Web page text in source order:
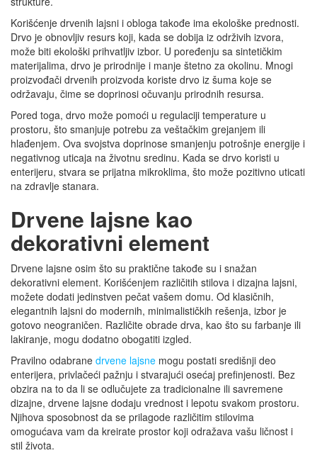
Korišćenje drvenih lajsni i obloga takođe ima ekološke prednosti.
Drvo je obnovljiv resurs koji, kada se dobija iz održivih izvora,
može biti ekološki prihvatljiv izbor. U poređenju sa sintetičkim
materijalima, drvo je prirodnije i manje štetno za okolinu. Mnogi
proizvođači drvenih proizvoda koriste drvo iz šuma koje se
održavaju, čime se doprinosi očuvanju prirodnih resursa.
Pored toga, drvo može pomoći u regulaciji temperature u
prostoru, što smanjuje potrebu za veštačkim grejanjem ili
hlađenjem. Ova svojstva doprinose smanjenju potrošnje energije i
negativnog uticaja na životnu sredinu. Kada se drvo koristi u
enterijeru, stvara se prijatna mikroklima, što može pozitivno uticati
na zdravlje stanara.
Drvene lajsne kao
dekorativni element
Drvene lajsne osim što su praktične takođe su i snažan
dekorativni element. Korišćenjem različitih stilova i dizajna lajsni,
možete dodati jedinstven pečat vašem domu. Od klasičnih,
elegantnih lajsni do modernih, minimalističkih rešenja, izbor je
gotovo neograničen. Različite obrade drva, kao što su farbanje ili
lakiranje, mogu dodatno obogatiti izgled.
Pravilno odabrane drvene lajsne mogu postati središnji deo
enterijera, privlačeći pažnju i stvarajući osećaj prefinjenosti. Bez
obzira na to da li se odlučujete za tradicionalne ili savremene
dizajne, drvene lajsne dodaju vrednost i lepotu svakom prostoru.
Njihova sposobnost da se prilagode različitim stilovima
omogućava vam da kreirate prostor koji odražava vašu ličnost i
stil života.